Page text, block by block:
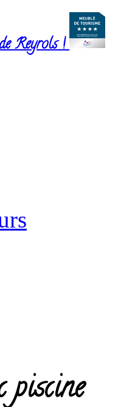
Reyrols !
piscine